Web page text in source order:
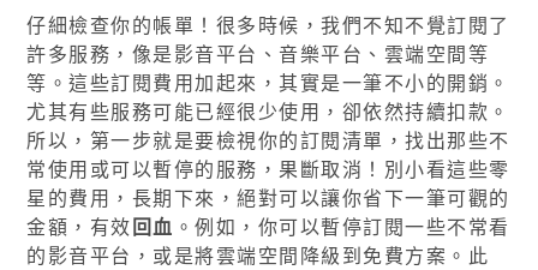
仔細檢查你的帳單！很多時候，我們不知不覺訂閱了
許多服務，像是影音平台、音樂平台、雲端空間等
等。這些訂閱費用加起來，其實是一筆不小的開銷。
尤其有些服務可能已經很少使用，卻依然持續扣款。
所以，第一步就是要檢視你的訂閱清單，找出那些不
常使用或可以暫停的服務，果斷取消！別小看這些零
星的費用，長期下來，絕對可以讓你省下一筆可觀的
金額，有效回血 。例如，你可以暫停訂閱一些不常看
的影音平台，或是將雲端空間降級到免費方案。此